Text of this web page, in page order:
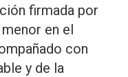
firmada por
en el
con
y de la